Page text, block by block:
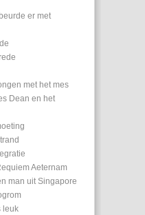
er met
met het mes
Dean en het
Aeternam
man uit Singapore
leuk